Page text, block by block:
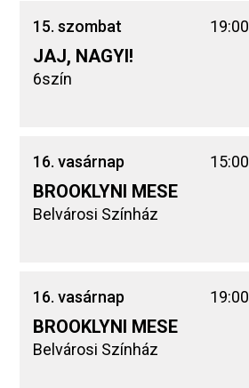
15. szombat 19:00
JAJ, NAGYI!
6szín
16. vasárnap 15:00
BROOKLYNI MESE
Belvárosi Színház
16. vasárnap 19:00
BROOKLYNI MESE
Belvárosi Színház